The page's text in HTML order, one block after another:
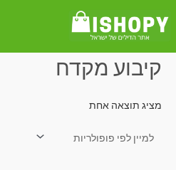
עמוד הבית/ מוצרים המתויגים “קיבוע מקדח”
קיבוע מקדח
מציג תוצאה אחת